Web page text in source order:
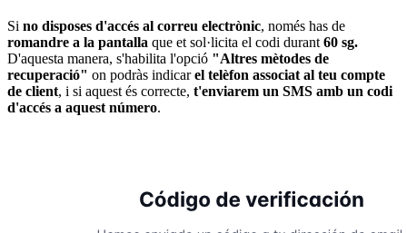
Si no disposes d'accés al correu electrònic, només has de
romandre a la pantalla que et sol·licita el codi durant 60 sg.
D'aquesta manera, s'habilita l'opció "Altres mètodes de
recuperació" on podràs indicarel telèfon associat al teu compte
de client, i si aquest és correcte, t'enviarem un SMS amb un codi
d'accés a aquest número.